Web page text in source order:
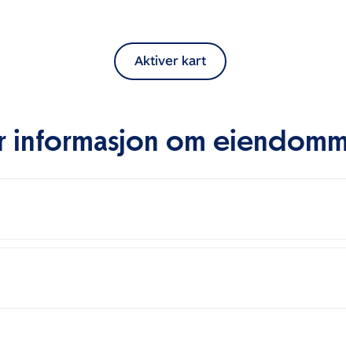
Aktiver kart
informasjon om